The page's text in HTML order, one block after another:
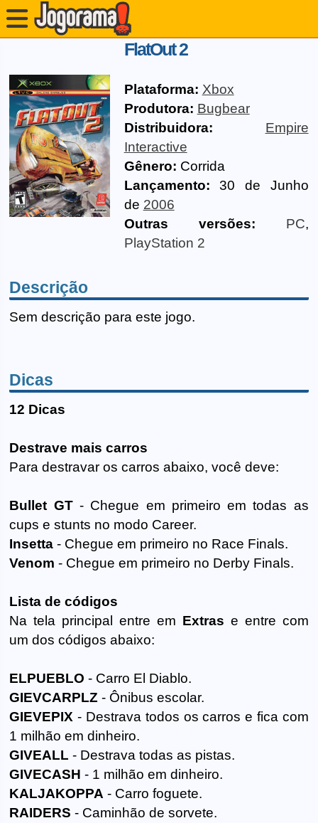
FlatOut 2
Plataforma: Xbox
Produtora: Bugbear
Distribuidora:
Empire
Interactive
Gênero: Corrida
Lançamento: 30 de Junho
de 2006
Outras versões:
PC,
PlayStation 2
Descrição
Sem descrição para este jogo.
Dicas
12 Dicas
Destrave mais carros
Para destravar os carros abaixo, você deve:
Bullet GT- Chegue em primeiro em todas as
cups e stunts no modo Career.
Insetta - Chegue em primeiro no Race Finals.
Venom - Chegue em primeiro no Derby Finals.
Lista de códigos
Na tela principal entre em Extras e entre com
um dos códigos abaixo:
ELPUEBLO - Carro El Diablo.
GIEVCARPLZ - Ônibus escolar.
GIEVEPIX - Destrava todos os carros e fica com
1 milhão em dinheiro.
GIVEALL - Destrava todas as pistas.
GIVECASH - 1 milhão em dinheiro.
KALJAKOPPA - Carro foguete.
RAIDERS - Caminhão de sorvete.